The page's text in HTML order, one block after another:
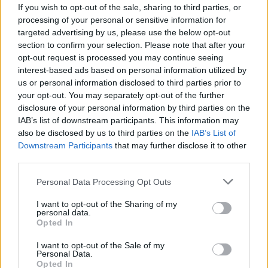
If you wish to opt-out of the sale, sharing to third parties, or
processing of your personal or sensitive information for
targeted advertising by us, please use the below opt-out
section to confirm your selection. Please note that after your
opt-out request is processed you may continue seeing
interest-based ads based on personal information utilized by
us or personal information disclosed to third parties prior to
your opt-out. You may separately opt-out of the further
disclosure of your personal information by third parties on the
IAB’s list of downstream participants. This information may
also be disclosed by us to third parties on the IAB’s List of
Downstream Participants that may further disclose it to other
Personal Data Processing Opt Outs
I want to opt-out of the Sharing of my
personal data.
Opted In
I want to opt-out of the Sale of my
Personal Data.
Opted In
έχουμε ενημερωθεί από τον υπουργό Άμυνας της
Ελλάδας και της Ολλανδίας, καθώς και από την
υπουργό Άμυνας της Γαλλίας, ότι κατά τη
διάρκεια της επίσκεψής τους προς την Κύπρο για
να συμμετάσχουν στο Συμβούλιο Εξωτερικών
Υποθέσεων που αφορά θέματα άμυνας, τα
αεροσκάφη που επέβαιναν δέχθηκαν παρεμβολές
από το παράνομο αεροδρόμιο της Τύμπου ».
Πρόσθεσε ότι στην περίπτωση του Έλληνα
παρουσία τουρκικών μαχητικών αεροσκαφών
στην περιοχή.
Στην περίπτωση του υπουργού Άμυνας της
Ελλάδας, φαίνεται ότι και μαχητικά αεροσκάφη
της Τουρκίας από απόσταση πετούσαν